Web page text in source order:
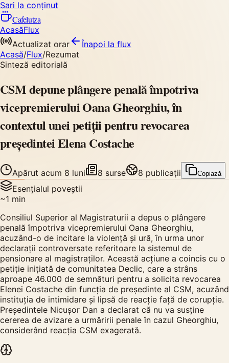
Sari la conținut
Cafelutza
AcasăFlux
Actualizat orar
Înapoi la flux
Acasă/Flux/Rezumat
Sinteză editorială
CSM depune plângere penală împotriva
vicepremierului Oana Gheorghiu, în
contextul unei petiții pentru revocarea
președintei Elena Costache
Apărut acum 8 luni 8 surse 8 publicații Copiază
Esențialul poveștii
~1 min
Consiliul Superior al Magistraturii a depus o plângere
penală împotriva vicepremierului Oana Gheorghiu,
acuzând-o de incitare la violență și ură, în urma unor
declarații controversate referitoare la sistemul de
pensionare al magistraților. Această acțiune a coincis cu o
petiție inițiată de comunitatea Declic, care a strâns
aproape 46.000 de semnături pentru a solicita revocarea
Elenei Costache din funcția de președinte al CSM, acuzând
instituția de intimidare și lipsă de reacție față de corupție.
Președintele Nicușor Dan a declarat că nu va susține
cererea de avizare a urmăririi penale în cazul Gheorghiu,
considerând reacția CSM exagerată.